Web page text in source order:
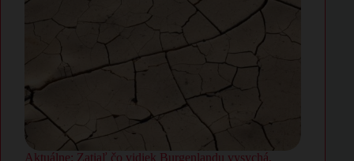
Aktuálne: Zatiaľ čo vidiek Burgenlandu vysychá,